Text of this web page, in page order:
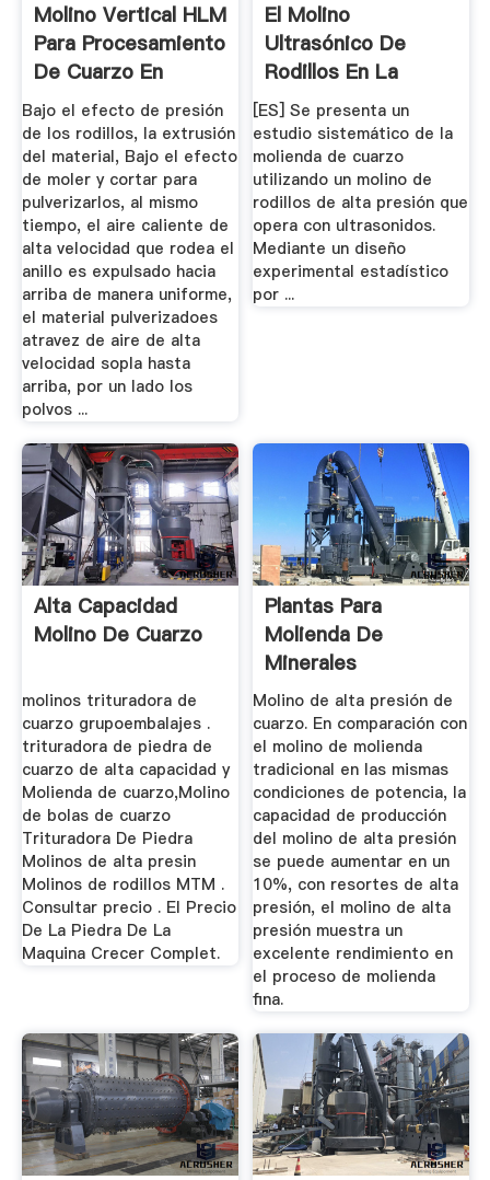
Molino Vertical HLM
Para Procesamiento
De Cuarzo En
Polvos
Bajo el efecto de presión
de los rodillos, la extrusión
del material, Bajo el efecto
de moler y cortar para
pulverizarlos, al mismo
tiempo, el aire caliente de
alta velocidad que rodea el
anillo es expulsado hacia
arriba de manera uniforme,
el material pulverizadoes
atravez de aire de alta
velocidad sopla hasta
arriba, por un lado los
polvos ...
El Molino
Ultrasónico De
Rodillos En La
Molienda Del
Cuarzo
[ES] Se presenta un
estudio sistemático de la
molienda de cuarzo
utilizando un molino de
rodillos de alta presión que
opera con ultrasonidos.
Mediante un diseño
experimental estadístico
por ...
Alta Capacidad
Molino De Cuarzo
molinos trituradora de
cuarzo grupoembalajes .
trituradora de piedra de
cuarzo de alta capacidad y
Molienda de cuarzo,Molino
de bolas de cuarzo
Trituradora De Piedra
Molinos de alta presin
Molinos de rodillos MTM .
Consultar precio . El Precio
De La Piedra De La
Maquina Crecer Complet.
Plantas Para
Molienda De
Minerales
Feldespato Y
Cuarzo ...
Molino de alta presión de
cuarzo. En comparación con
el molino de molienda
tradicional en las mismas
condiciones de potencia, la
capacidad de producción
del molino de alta presión
se puede aumentar en un
10%, con resortes de alta
presión, el molino de alta
presión muestra un
excelente rendimiento en
el proceso de molienda
fina.